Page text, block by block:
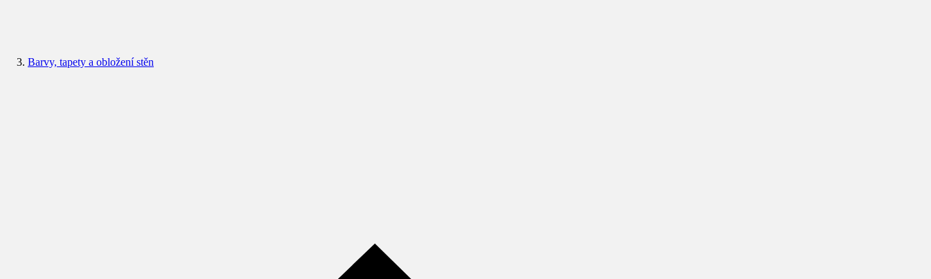
Barvy, tapety a obložení stěn